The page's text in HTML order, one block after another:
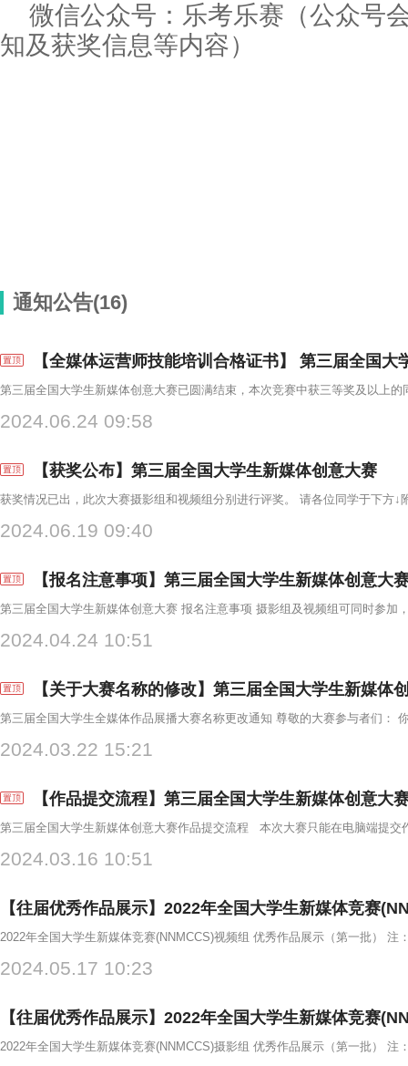
微信公众号：乐考乐赛（公众号
知及获奖信息等内容）
通知公告(16)
【全媒体运营师技能培训合格证书】 第三届全国大
2024.06.24 09:58
【获奖公布】第三届全国大学生新媒体创意大赛
2024.06.19 09:40
【报名注意事项】第三届全国大学生新媒体创意大
2024.04.24 10:51
【关于大赛名称的修改】第三届全国大学生新媒体
2024.03.22 15:21
【作品提交流程】第三届全国大学生新媒体创意大
2024.03.16 10:51
【往届优秀作品展示】2022年全国大学生新媒体竞赛
2024.05.17 10:23
【往届优秀作品展示】2022年全国大学生新媒体竞赛
2022年全国大学生新媒体竞赛(NNMCCS)摄影组 优秀作品展示（第一批）